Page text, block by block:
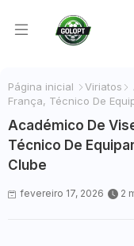
Página inicial Viriatos
França, Técnico De
Académico De
Técnico De
Clube
fevereiro 17, 2026 2